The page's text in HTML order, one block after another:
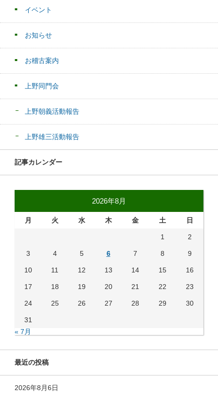
イベント
お知らせ
お稽古案内
上野同門会
上野朝義活動報告
上野雄三活動報告
記事カレンダー
2026年8月
月 火 水 木 金 土 日
1 2
3 4 5 6 7 8 9
10 11 12 13 14 15 16
17 18 19 20 21 22 23
24 25 26 27 28 29 30
31
« 7月
最近の投稿
2026年8月6日